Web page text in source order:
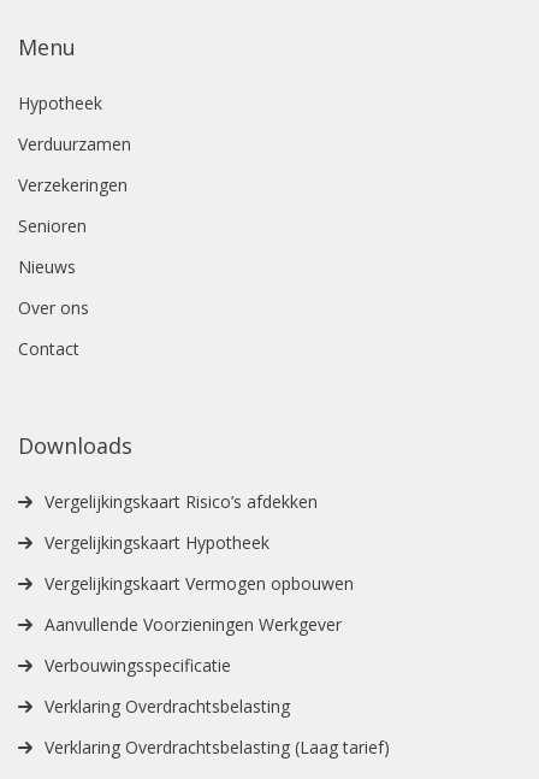
Menu
Hypotheek
Verduurzamen
Verzekeringen
Senioren
Nieuws
Over ons
Contact
Downloads
Vergelijkingskaart Risico’s afdekken
Vergelijkingskaart Hypotheek
Vergelijkingskaart Vermogen opbouwen
Aanvullende Voorzieningen Werkgever
Verbouwingsspecificatie
Verklaring Overdrachtsbelasting
Verklaring Overdrachtsbelasting (Laag tarief)